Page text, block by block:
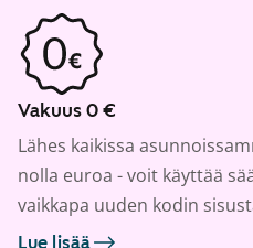
Vakuus 0 €
Lähes kaikissa
nolla euroa - voit käyttää
vaikkapa uuden kodin
Lue lisää